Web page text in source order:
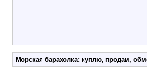
Морская барахолка: куплю, продам,